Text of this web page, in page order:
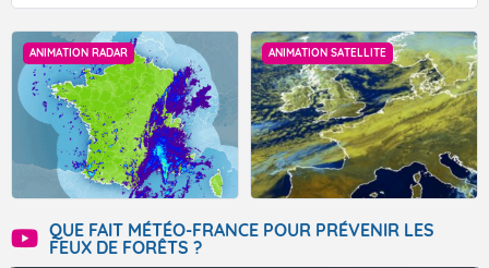
ANIMATION RADAR ANIMATION SATELLITE
QUE FAIT MÉTÉO-FRANCE POUR PRÉVENIR LES
FEUX DE FORÊTS ?